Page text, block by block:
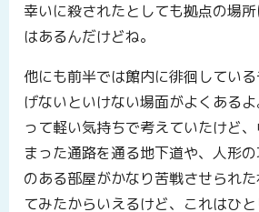
幸いに殺されたとしても拠点の場
はあるんだけどね。
他にも前半では館内に徘徊してい
げないといけない場面がよくある
って軽い気持ちで考えていたけど
まった通路を通る地下道や、人形
のある部屋がかなり苦戦させられ
てみたからいえるけど、これはひ